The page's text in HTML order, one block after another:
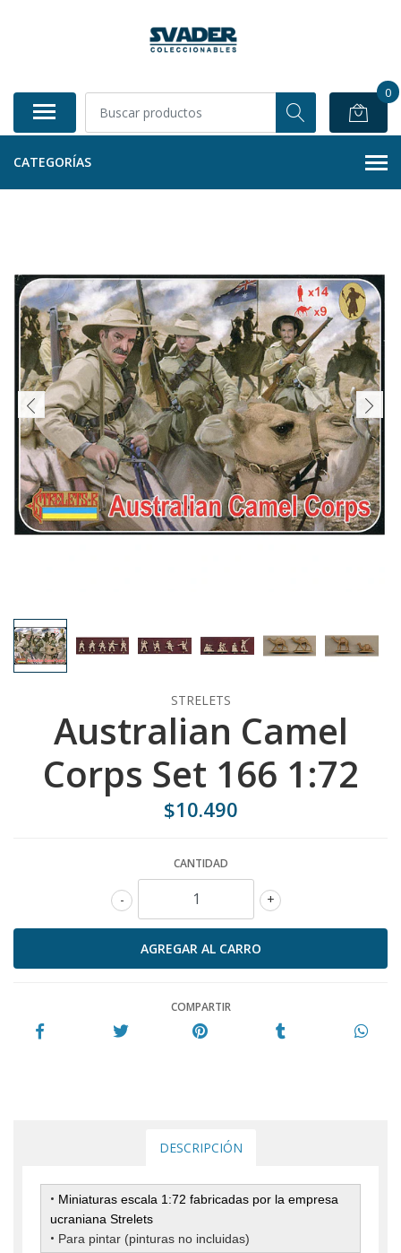
0
CATEGORÍAS
STRELETS
Australian Camel
Corps Set 166 1:72
$10.490
CANTIDAD
+
-
COMPARTIR
DESCRIPCIÓN
• Miniaturas escala 1:72 fabricadas por la empresa
ucraniana Strelets
• Para pintar (pinturas no incluidas)